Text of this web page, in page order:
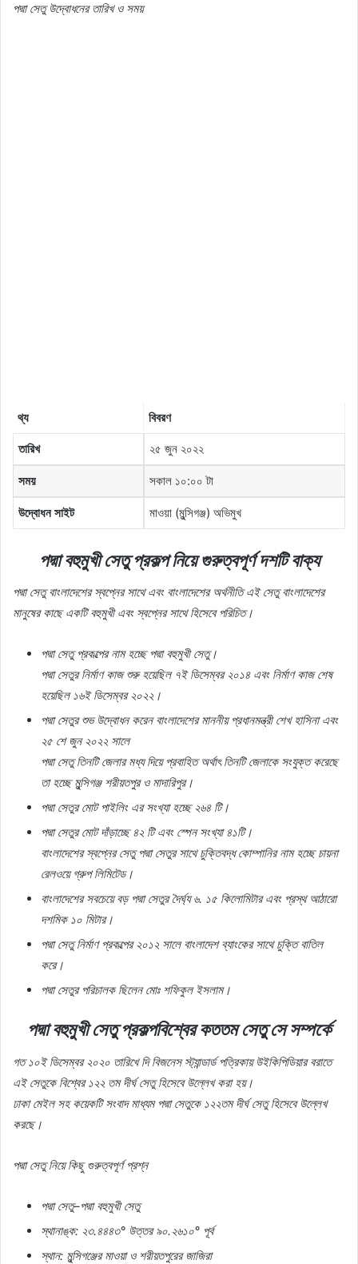
পদ্মা সেতু উদ্বোধনের তারিখ ও সময়
থ্য বিবরণ
তারিখ ২৫ জুন ২০২২
সময় সকাল ১০:০০ টা
উদ্বোধন সাইট মাওয়া (মুন্সিগঞ্জ) অভিমুখ
পদ্মা বহুমুখী সেতু প্রকল্প নিয়ে গুরুত্বপূর্ণদশটিবাক্য
পদ্মা সেতু বাংলাদেশের স্বপ্নের সাথে এবং বাংলাদেশের অর্থনীতি এই সেতু বাংলাদেশের
মানুষের কাছে একটি বহুমুখী এবং স্বপ্নের সাথে হিসেবে পরিচিত।
পদ্মা সেতু প্রকল্পের নাম হচ্ছে পদ্মা বহুমুখী সেতু।
পদ্মা সেতুর নির্মাণ কাজ শুরু হয়েছিল ৭ই ডিসেম্বর ২০১৪ এবং নির্মাণ কাজ শেষ
হয়েছিল ১৬ই ডিসেম্বর ২০২২।
পদ্মা সেতুর শুভ উদ্বোধন করেন বাংলাদেশের মাননীয় প্রধানমন্ত্রী শেখ হাসিনা এবং
২৫ শে জুন ২০২২ সালে
পদ্মা সেতু তিনটি জেলার মধ্য দিয়ে প্রবাহিত অর্থাৎ তিনটি জেলাকে সংযুক্ত করেছে
তা হচ্ছে মুন্সিগঞ্জ শরীয়তপুর ও মাদারিপুর।
পদ্মা সেতুর মোট পাইলিং এর সংখ্যা হচ্ছে ২৬৪ টি।
পদ্মা সেতুর মোট দাঁড়াচ্ছে ৪২ টি এবং স্পেন সংখ্যা ৪১টি।
বাংলাদেশের স্বপ্নের সেতু পদ্মা সেতুর সাথে চুক্তিবদ্ধ কোম্পানির নাম হচ্ছে চায়না
রেলওয়ে গ্রুপ লিমিটেড।
বাংলাদেশের সবচেয়ে বড় পদ্মা সেতুর দৈর্ঘ্য ৬. ১৫ কিলোমিটার এবং প্রস্থ আঠারো
দশমিক ১০ মিটার।
পদ্মা সেতু নির্মাণ প্রকল্পের ২০১২ সালে বাংলাদেশ ব্যাংকের সাথে চুক্তি বাতিল
করে।
পদ্মা সেতুর পরিচালক ছিলেন মোঃ শফিকুল ইসলাম।
পদ্মা বহুমুখী সেতু প্রকল্পবিশ্বের কততম সেতুসে সম্পর্কে
গত ১০ই ডিসেম্বর ২০২০ তারিখে দি বিজনেস স্ট্যান্ডার্ড পত্রিকায় উইকিপিডিয়ার বরাতে
এই সেতুকে বিশ্বের ১২২ তম দীর্ঘ সেতু হিসেবে উল্লেখ করা হয়।
ঢাকা মেইল সহ কয়েকটি সংবাদ মাধ্যম পদ্মা সেতুকে ১২২তম দীর্ঘ সেতু হিসেবে উল্লেখ
করছে।
পদ্মা সেতু নিয়ে কিছু গুরুত্বপূর্ণ প্রশ্ন
পদ্মা সেতু–পদ্মা বহুমুখী সেতু
স্থানাঙ্ক: ২৩.৪৪৪৩° উত্তর ৯০.২৬১০° পূর্ব
স্থান: মুন্সিগঞ্জের মাওয়া ও শরীয়তপুরের জাজিরা